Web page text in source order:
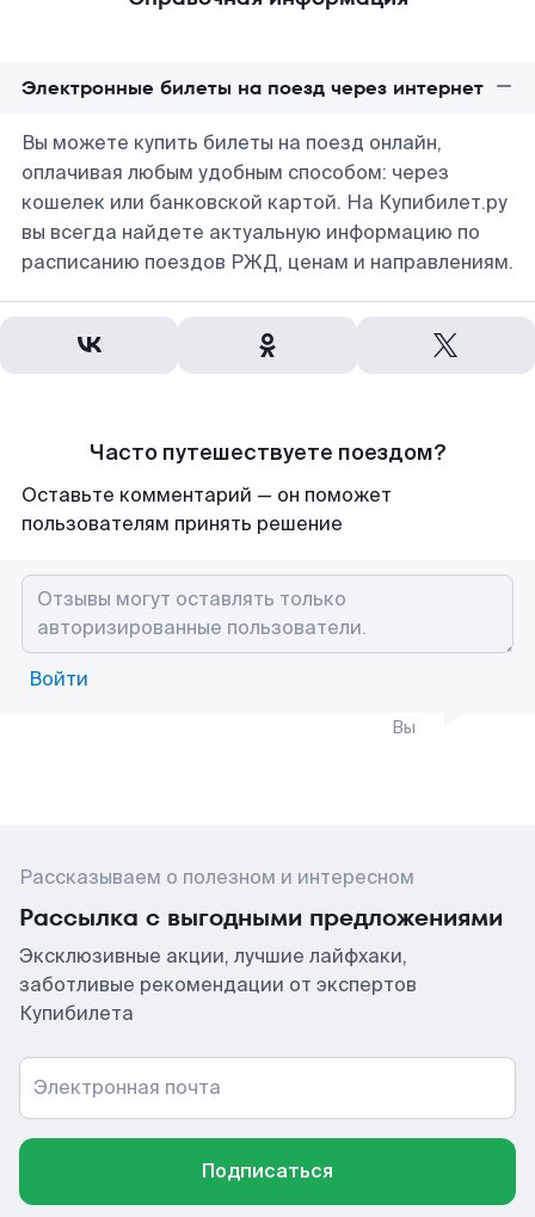
Электронные билеты на поезд через интернет
Вы можете купить билеты на поезд онлайн,
оплачивая любым удобным способом: через
кошелек или банковской картой. На Купибилет.ру
вы всегда найдете актуальную информацию по
расписанию поездов РЖД, ценам и направлениям.
Часто путешествуете поездом?
Оставьте комментарий — он поможет
пользователям принять решение
Войти
Вы
Рассказываем о полезном и интересном
Рассылка с выгодными предложениями
Эксклюзивные акции, лучшие лайфхаки,
заботливые рекомендации от экспертов
Купибилета
Электронная почта
Подписаться